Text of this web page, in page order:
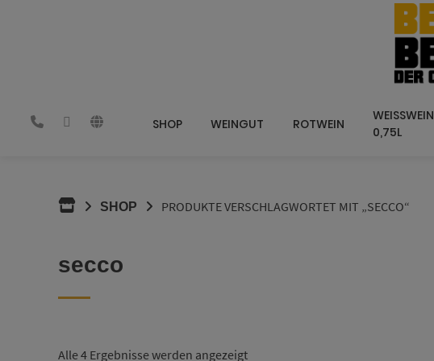
SHOP WEINGUT ROTWEIN
WEISSWEIN 0
,75L
BENSSWEIN.DE
SHOP PRODUKTE VERSCHLAGWORTET MIT „SECCO“
secco
Alle 4 Ergebnisse werden angezeigt